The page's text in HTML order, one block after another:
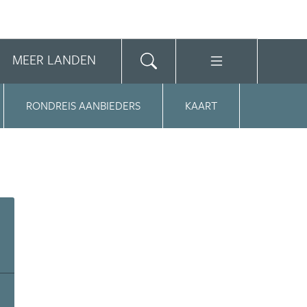
MEER LANDEN
RONDREIS AANBIEDERS KAART